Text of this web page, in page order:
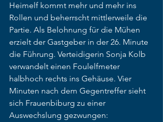
Heimelf kommt mehr und mehr ins
Rollen und beherrscht mittlerweile die
Partie. Als Belohnung für die Mühen
erzielt der Gastgeber in der 26. Minute
die Führung. Verteidigerin Sonja Kolb
verwandelt einen Foulelfmeter
halbhoch rechts ins Gehäuse. Vier
Minuten nach dem Gegentreffer sieht
sich Frauenbiburg zu einer
Auswechslung gezwungen: